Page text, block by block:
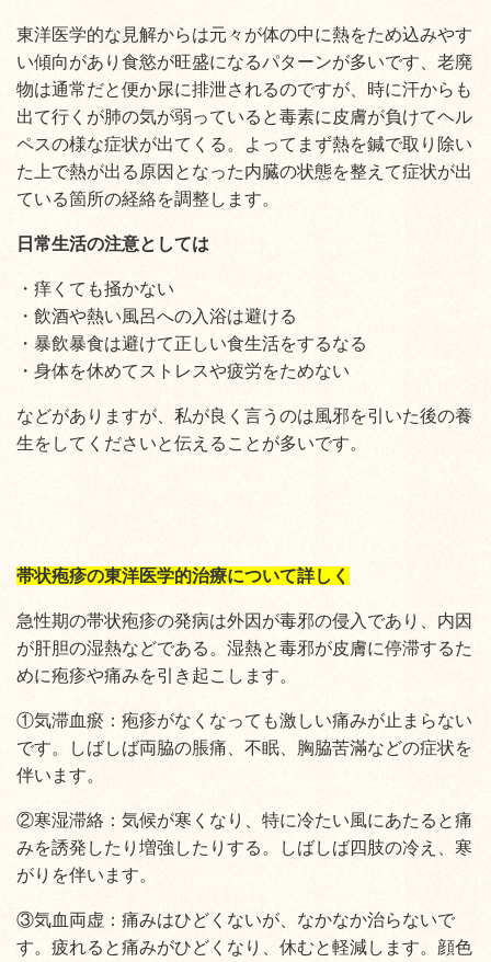
東洋医学的な見解からは元々が体の中に熱をため込みやす
い傾向があり食慾が旺盛になるパターンが多いです、老廃
物は通常だと便か尿に排泄されるのですが、時に汗からも
出て行くが肺の気が弱っていると毒素に皮膚が負けてヘル
ペスの様な症状が出てくる。よってまず熱を鍼で取り除い
た上で熱が出る原因となった内臓の状態を整えて症状が出
ている箇所の経絡を調整します。
日常生活の注意としては
・痒くても掻かない
・飲酒や熱い風呂への入浴は避ける
・暴飲暴食は避けて正しい食生活をするなる
・身体を休めてストレスや疲労をためない
などがありますが、私が良く言うのは風邪を引いた後の養
生をしてくださいと伝えることが多いです。
帯状疱疹の東洋医学的治療について詳しく
急性期の帯状疱疹の発病は外因が毒邪の侵入であり、 内因
が肝胆の湿熱などである。湿熱と毒邪が皮膚に停滞するた
めに疱疹や痛みを引き起こします。
①気滞血瘀：疱疹がなくなっても激しい痛みが止まらない
です。
しばしば両脇の脹痛、不眠、胸脇苦滿などの症状を
伴います。
②寒湿滞絡：気候が寒くなり、特に冷たい風にあたると痛
みを誘発したり増強したりする。しばしば四肢の冷え、寒
がりを伴います。
③気血両虚：痛みはひどくないが、なかなか治らないで
す。 疲れると痛みがひどくなり、休むと軽減します。顔色